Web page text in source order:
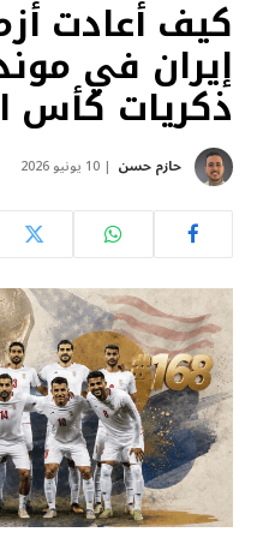
كيف أعادت
ذكريات كأس
حازم حسن 10 يونيو 2026